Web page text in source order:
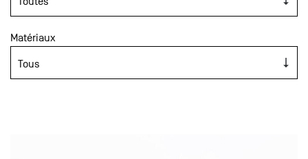
Matériaux